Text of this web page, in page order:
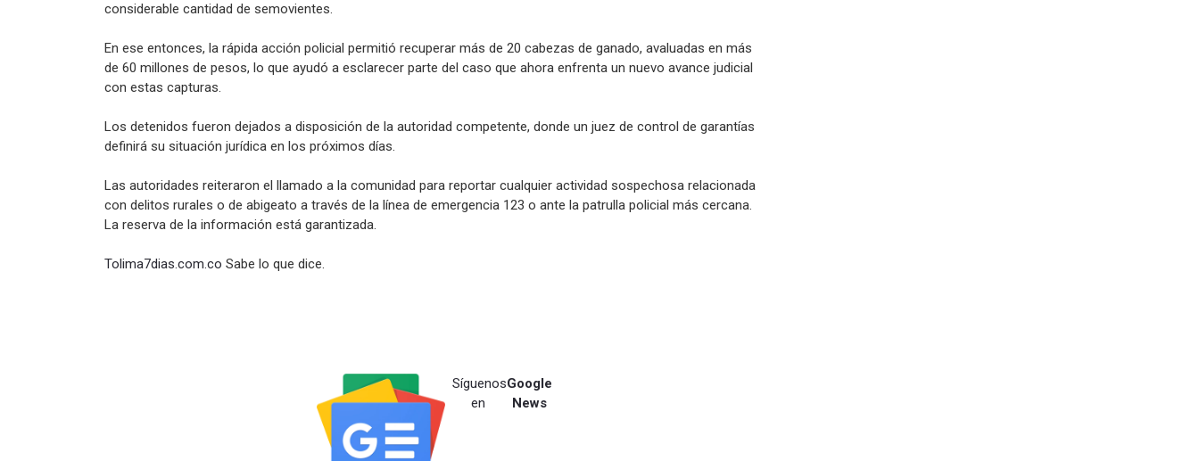
considerable cantidad de semovientes.
En ese entonces, la rápida acción policial permitió recuperar más de 20 cabezas de ganado, avaluadas en más
de 60 millones de pesos, lo que ayudó a esclarecer parte del caso que ahora enfrenta un nuevo avance judicial
con estas capturas.
Los detenidos fueron dejados a disposición de la autoridad competente, donde un juez de control de garantías
definirá su situación jurídica en los próximos días.
Las autoridades reiteraron el llamado a la comunidad para reportar cualquier actividad sospechosa relacionada
con delitos rurales o de abigeato a través de la línea de emergencia 123 o ante la patrulla policial más cercana.
La reserva de la información está garantizada.
Tolima7dias.com.co Sabe lo que dice.
Síguenos
en
Google
News